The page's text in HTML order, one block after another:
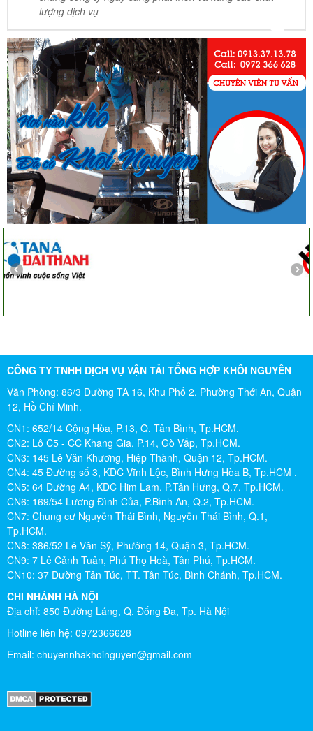
Vĩnh Lộc A - Bình Chánh
Công ty Khôi Nguyên chuyển hàng của cô bao bọc đóng
gói rất cẩn thận. Cô rất hài lòng
Cô Loan
57 Tây Thạnh, Tân Phú
Khảo sát nhanh, giá cả hợp lý. Nhân viên nhiệt tình. Chúc
công ty ngày càng phát triển. Cảm ơn Khôi Nguyên
Tô Hiến Thành - Quận 10
CÔNG TY TNHH DỊCH VỤ VẬN TẢI TỔNG HỢP KHÔI NGUYÊN
Văn Phòng: 86/3 Đường TA 16, Khu Phố 2, Phường Thới An, Quận
12, Hồ Chí Minh.
CN1: 652/14 Cộng Hòa, P.13, Q. Tân Bình, Tp.HCM.
CN2: Lô C5 - CC Khang Gia, P.14, Gò Vấp, Tp.HCM.
CN3: 145 Lê Văn Khương, Hiệp Thành, Quận 12, Tp.HCM.
CN4: 45 Đường số 3, KDC Vĩnh Lộc, Bình Hưng Hòa B, Tp.HCM .
CN5: 64 Đường A4, KDC Him Lam, P.Tân Hưng, Q.7, Tp.HCM.
CN6: 169/54 Lương Đình Của, P.Bình An, Q.2, Tp.HCM.
CN7: Chung cư Nguyễn Thái Bình, Nguyễn Thái Bình, Q.1,
Tp.HCM.
CN8: 386/52 Lê Văn Sỹ, Phường 14, Quận 3, Tp.HCM.
CN9: 7 Lê Cảnh Tuân, Phú Thọ Hoà, Tân Phú, Tp.HCM.
CN10: 37 Đường Tân Túc, TT. Tân Túc, Bình Chánh, Tp.HCM.
CHI NHÁNH HÀ NỘI
Địa chỉ: 850 Đường Láng, Q. Đống Đa, Tp. Hà Nội
Hotline liên hệ: 0972366628
Email: chuyennhakhoinguyen@gmail.com